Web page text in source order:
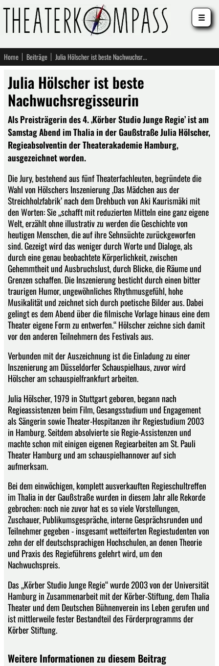
Home Beiträge Julia Hölscher ist beste Nachwuchsregisseurin
Julia Hölscher ist beste
Nachwuchsregisseurin
Als Preisträgerin des 4. ‚Körber Studio Junge Regie’ ist am
Samstag Abend im Thalia in der Gaußstraße Julia Hölscher,
Regieabsolventin der Theaterakademie Hamburg,
ausgezeichnet worden.
Die Jury, bestehend aus fünf Theaterfachleuten, begründete die
Wahl von Hölschers Inszenierung ‚Das Mädchen aus der
Streichholzfabrik’ nach dem Drehbuch von Aki Kaurismäki mit
den Worten: Sie „schafft mit reduzierten Mitteln eine ganz eigene
Welt, erzählt ohne illustrativ zu werden die Geschichte von
heutigen Menschen, die auf ihre Sehnsüchte zurückgeworfen
sind. Gezeigt wird das weniger durch Worte und Dialoge, als
durch eine genau beobachtete Körperlichkeit, zwischen
Gehemmtheit und Ausbruchslust, durch Blicke, die Räume und
Grenzen schaffen. Die Inszenierung besticht durch einen bitter
traurigen Humor, ungewöhnliches Rhythmusgefühl, hohe
Musikalität und zeichnet sich durch poetische Bilder aus. Dabei
gelingt es dem Abend über die filmische Vorlage hinaus eine dem
Theater eigene Form zu entwerfen.“ Hölscher zeichne sich damit
vor den anderen Teilnehmern des Festivals aus.
Verbunden mit der Auszeichnung ist die Einladung zu einer
Inszenierung am Düsseldorfer Schauspielhaus, zuvor wird
Hölscher am schauspielfrankfurt arbeiten.
Julia Hölscher, 1979 in Stuttgart geboren, begann nach
Regieassistenzen beim Film, Gesangsstudium und Engagement
als Sängerin sowie Theater-Hospitanzen ihr Regiestudium 2003
in Hamburg. Seitdem absolvierte sie Regie-Assistenzen und
machte schon mit einigen eigenen Regiearbeiten am St. Pauli
Theater Hamburg und am schauspielhannover auf sich
aufmerksam.
Bei dem einwöchigen, komplett ausverkauften Regieschultreffen
im Thalia in der Gaußstraße wurden in diesem Jahr alle Rekorde
gebrochen: noch nie zuvor hat es so viele Vorstellungen,
Zuschauer, Publikumsgespräche, interne Gesprächsrunden und
Teilnehmer gegeben - insgesamt wetteiferten Regiestudenten von
zehn der elf deutschsprachigen Hochschulen, an denen Theorie
und Praxis des Regieführens gelehrt wird, um den
Nachwuchspreis.
Das „Körber Studio Junge Regie“ wurde 2003 von der Universität
Hamburg in Zusammenarbeit mit der Körber-Stiftung, dem Thalia
Theater und dem Deutschen Bühnenverein ins Leben gerufen und
ist mittlerweile fester Bestandteil des Förderprogramms der
Körber Stiftung.
Weitere Informationen zu diesem Beitrag
☰